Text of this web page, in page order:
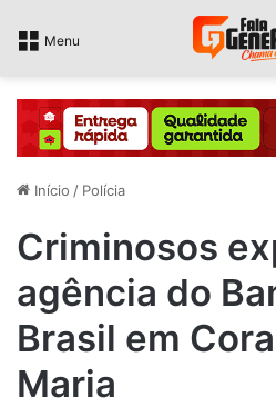
Menu
Início / Polícia
Criminosos
agência do
Brasil em
Maria